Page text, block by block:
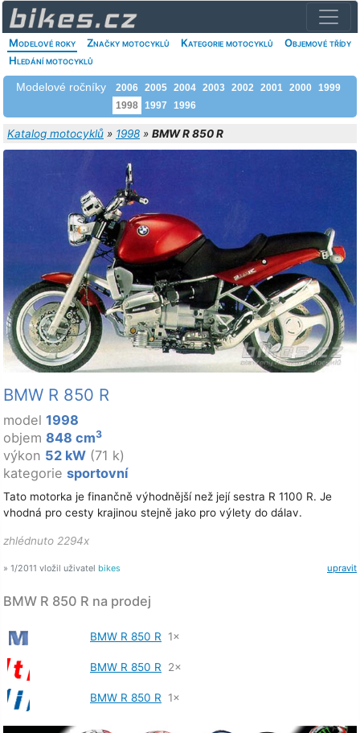
Modelové roky Značky motocyklů Kategorie motocyklů
Objemové třídy
Hledání motocyklů
Modelové ročníky 2006 2005 2004 2003 2002 2001 2000 1999
1998 1997 1996
Katalog motocyklů » 1998 » BMW R 850 R
BMW R 850 R
model 1998
objem 848 cm3
výkon 52 kW (71 k)
kategorie sportovní
Tato motorka je finančně výhodnější než její sestra R 1100 R. Je
vhodná pro cesty krajinou stejně jako pro výlety do dálav.
zhlédnuto 2294x
upravit
» 1/2011 vložil uživatel bikes
BMW R 850 R na prodej
BMW R 850 R 1×
BMW R 850 R 2×
BMW R 850 R 1×